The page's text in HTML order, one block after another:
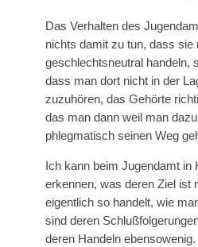
Das Verhalten des
nichts damit zu tun, dass sie
geschlechtsneutral handeln,
dass man dort nicht in der
zuzuhören, das Gehörte
das man dann weil man
phlegmatisch seinen Weg
Ich kann beim Jugendamt in
erkennen, was deren Ziel ist
eigentlich so handelt, wie
sind deren
deren Handeln ebensowenig.